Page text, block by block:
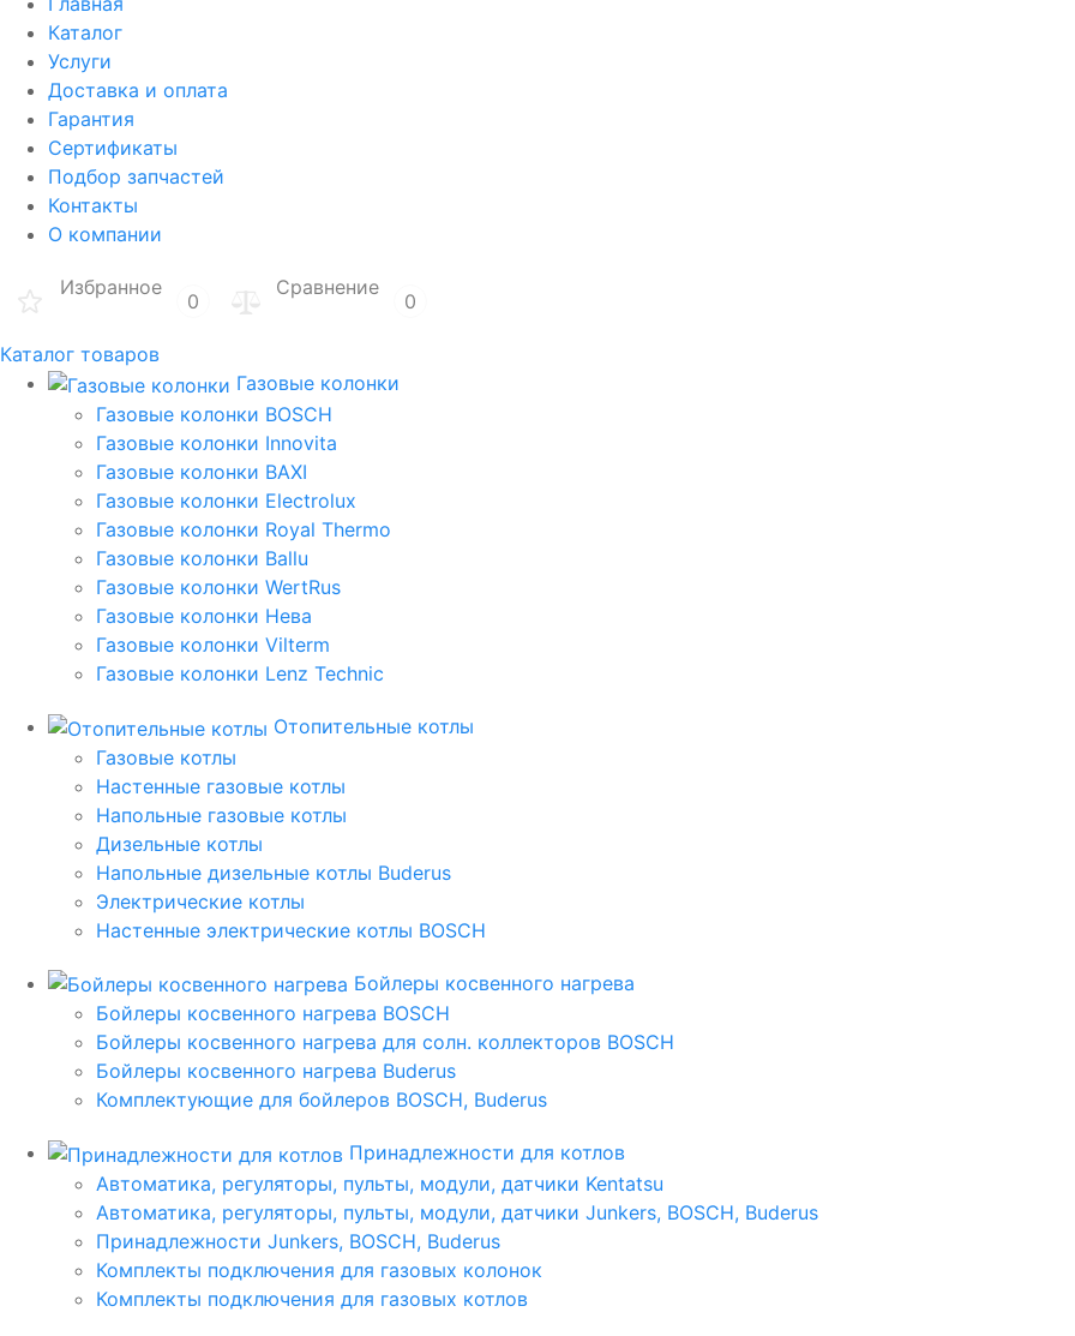
Каталог
Услуги
Доставка и оплата
Гарантия
Сертификаты
Подбор запчастей
Контакты
О компании
Избранное
0
Сравнение
0
Каталог товаров
Газовые колонки
Газовые колонки BOSCH
Газовые колонки Innovita
Газовые колонки BAXI
Газовые колонки Electrolux
Газовые колонки Royal Thermo
Газовые колонки Ballu
Газовые колонки WertRus
Газовые колонки Нева
Газовые колонки Vilterm
Газовые колонки Lenz Technic
Отопительные котлы
Газовые котлы
Настенные газовые котлы
Напольные газовые котлы
Дизельные котлы
Напольные дизельные котлы Buderus
Электрические котлы
Настенные электрические котлы BOSCH
Бойлеры косвенного нагрева
Бойлеры косвенного нагрева BOSCH
Бойлеры косвенного нагрева для солн. коллекторов BOSCH
Бойлеры косвенного нагрева Buderus
Комплектующие для бойлеров BOSCH, Buderus
Принадлежности для котлов
Автоматика, регуляторы, пульты, модули, датчики Kentatsu
Автоматика, регуляторы, пульты, модули, датчики Junkers, BOSCH, Buderus
Принадлежности Junkers, BOSCH, Buderus
Комплекты подключения для газовых колонок
Комплекты подключения для газовых котлов